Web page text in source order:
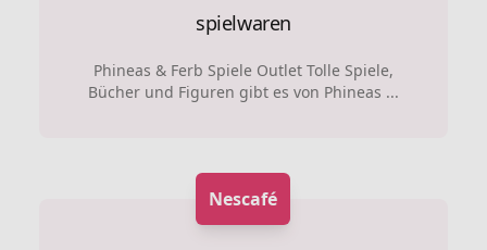
spielwaren
Phineas & Ferb Spiele Outlet Tolle Spiele,
Bücher und Figuren gibt es von Phineas ...
Nescafé